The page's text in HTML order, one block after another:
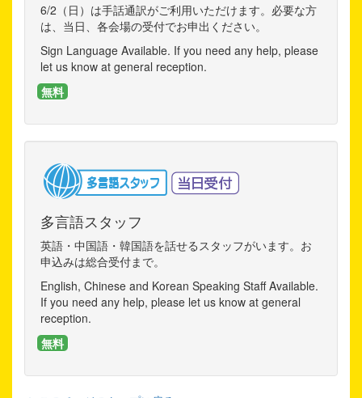
6/2（日）は手話通訳がご利用いただけます。必要な方
は、当日、各会場の受付でお申出ください。
Sign Language Available. If you need any help, please
let us know at general reception.
無料
多言語スタッフ
英語・中国語・韓国語を話せるスタッフがいます。お
申込みは総合受付まで。
English, Chinese and Korean Speaking Staff Available.
If you need any help, please let us know at general
reception.
無料